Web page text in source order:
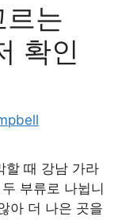
는
확인
할 때 강남 가라
부류로 나뉩니
아 더 나은 곳을